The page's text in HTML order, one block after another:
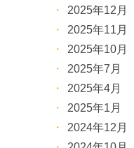
2025年12月
2025年11月
2025年10月
2025年7月
2025年4月
2025年1月
2024年12月